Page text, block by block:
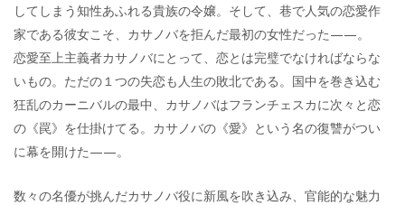
してしまう知性あふれる貴族の令嬢。そして、巷で人気の恋愛作
家である彼女こそ、カサノバを拒んだ最初の女性だった——。
恋愛至上主義者カサノバにとって、恋とは完璧でなければならな
いもの。ただの１つの失恋も人生の敗北である。国中を巻き込む
狂乱のカーニバルの最中、カサノバはフランチェスカに次々と恋
の《罠》を仕掛けてる。カサノバの《愛》という名の復讐がつい
に幕を開けた——。
数々の名優が挑んだカサノバ役に新風を吹き込み、官能的な魅力